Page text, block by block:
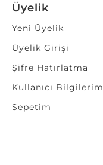
Üyelik
Yeni Üyelik
Üyelik Girişi
Şifre Hatırlatma
Kullanıcı Bilgilerim
Sepetim